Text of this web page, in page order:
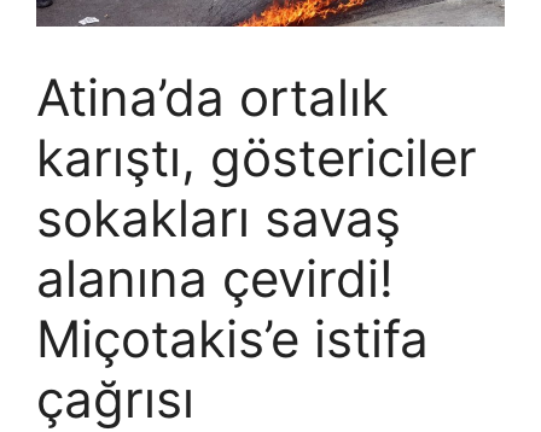
Atina’da ortalık
karıştı, göstericiler
sokakları savaş
alanına çevirdi!
Miçotakis’e istifa
çağrısı